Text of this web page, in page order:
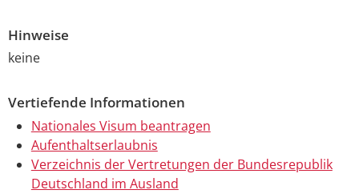
Hinweise
keine
Vertiefende Informationen
Nationales Visum beantragen
Aufenthaltserlaubnis
Verzeichnis der Vertretungen der Bundesrepublik
Deutschland im Ausland